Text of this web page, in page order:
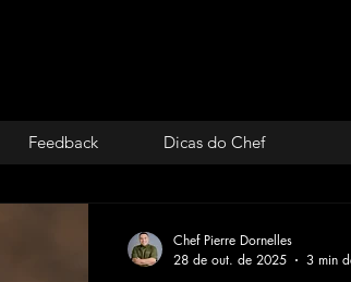
Feedback Dicas do Chef
Chef Pierre Dornelles
28 de out. de 2025
3 min